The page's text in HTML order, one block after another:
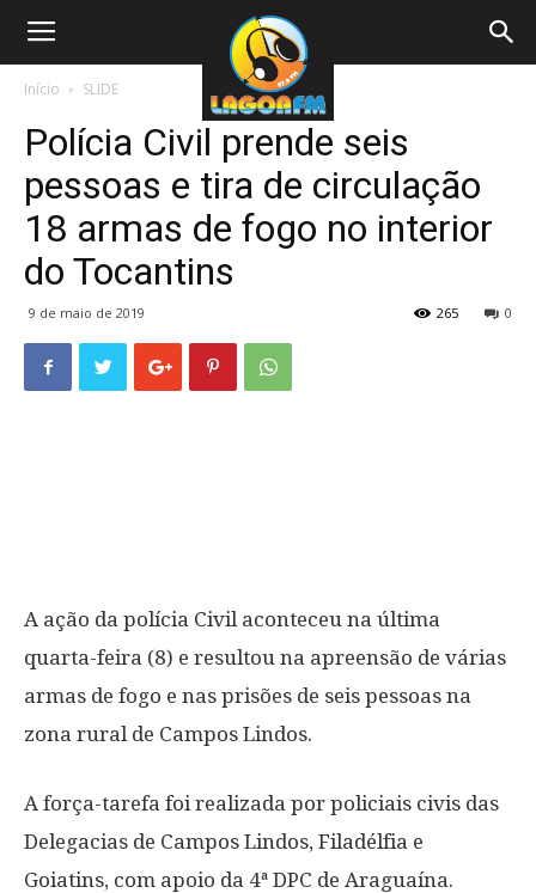
Início SLIDE
Polícia Civil prende seis
pessoas e tira de circulação
18 armas de fogo no interior
do Tocantins
9 de maio de 2019 0
265
A ação da polícia Civil aconteceu na última
quarta-feira (8) e resultou na apreensão de várias
armas de fogo e nas prisões de seis pessoas na
zona rural de Campos Lindos.
A força-tarefa foi realizada por policiais civis das
Delegacias de Campos Lindos, Filadélfia e
Goiatins, com apoio da 4ª DPC de Araguaína.